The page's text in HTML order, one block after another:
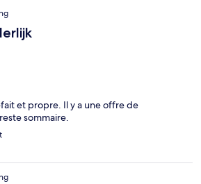
et propre. Il y a une offre de
sommaire.